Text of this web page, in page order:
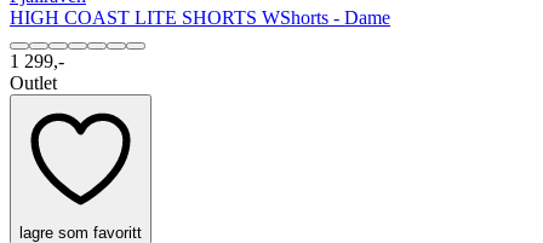
HIGH COAST LITE SHORTS WShorts - Dame
1 299,-
Outlet
lagre som favoritt